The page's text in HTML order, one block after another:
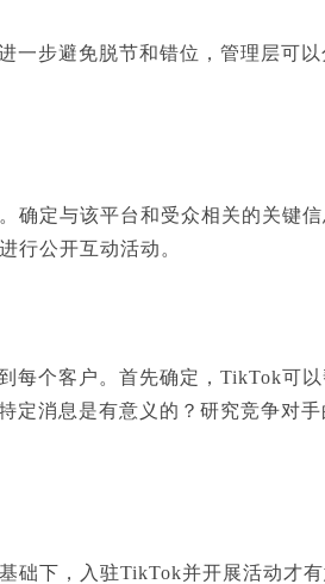
步避免脱节和错位，管理层可
确定与该平台和受众相关的关键
行公开互动活动。
每个客户。首先确定，TikTok可
定消息是有意义的？研究竞争对
础下，入驻TikTok并开展活动才